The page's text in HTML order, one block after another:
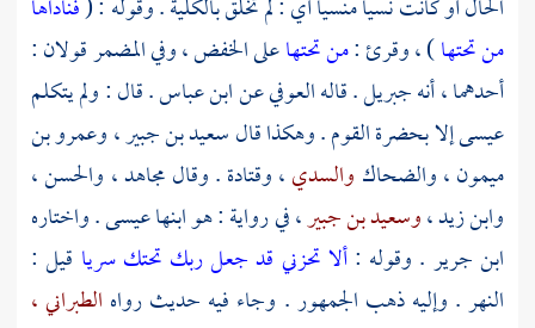
الحال أو كانت نسيا منسيا أي : لم تخلق بالكلية . وقوله : (فناداها
من تحتها) ، وقرئ :من تحتهاعلى الخفض ، وفي المضمر قولان :
أحدهما ، أنهجبريل. قالهالعوفيعنابن عباس. قال : ولم يتكلم
عيسىإلا بحضرة القوم . وهكذا قالسعيد بن جبير،وعمرو بن
ميمون ،والضحاك والسدي،وقتادة .وقالمجاهد، والحسن،
وابن زيد،وسعيد بن جبير، في رواية : هو ابنهاعيسى. واختاره
ابن جرير . وقوله :ألا تحزني قد جعل ربك تحتك سريا قيل :
النهر . وإليه ذهب الجمهور . وجاء فيه حديث رواه الطبراني ،